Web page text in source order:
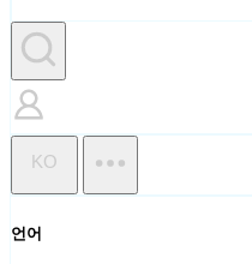
KO
언어